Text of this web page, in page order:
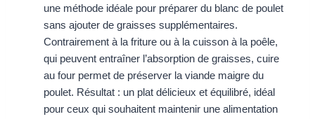
une méthode idéale pour préparer du blanc de poulet
sans ajouter de graisses supplémentaires.
Contrairement à la friture ou à la cuisson à la poêle,
qui peuvent entraîner l’absorption de graisses, cuire
au four permet de préserver la viande maigre du
poulet. Résultat : un plat délicieux et équilibré, idéal
pour ceux qui souhaitent maintenir une alimentation